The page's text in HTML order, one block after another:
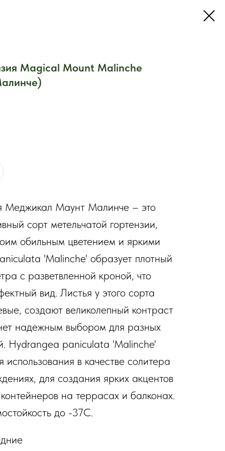
Magical Mount Malinche
Меджикал Маунт Малинче – это
сорт метельчатой ​​гортензии,
обильным цветением и яркими
'Malinche' образует плотный
с разветвленной кроной, что
вид. Листья у этого сорта
создают великолепный контраст
надежным выбором для разных
Hydrangea paniculata 'Malinche'
использования в качестве солитера
для создания ярких акцентов
на террасах и балконах.
до -37С.